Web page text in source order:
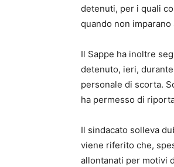
detenuti, per i quali
quando non
Il Sappe ha inoltre
detenuto, ieri,
personale di scorta.
ha permesso di
Il sindacato solleva
viene riferito che,
allontanati per motivi